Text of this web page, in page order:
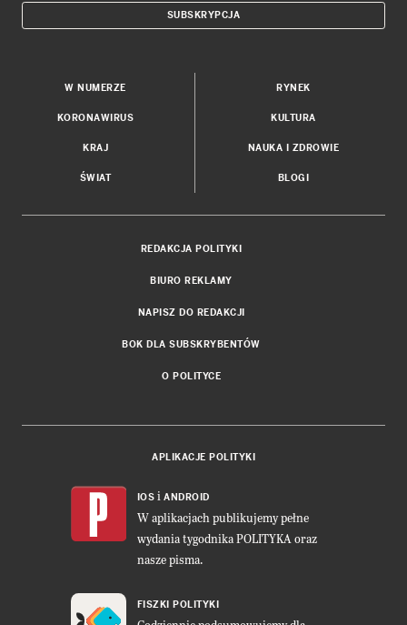
SUBSKRYPCJA
W NUMERZE
KORONAWIRUS
KRAJ
ŚWIAT
RYNEK
KULTURA
NAUKA I ZDROWIE
BLOGI
REDAKCJA POLITYKI
BIURO REKLAMY
NAPISZ DO REDAKCJI
BOK DLA SUBSKRYBENTÓW
O POLITYCE
APLIKACJE POLITYKI
IOS i ANDROID
W aplikacjach publikujemy pełne
wydania tygodnika POLITYKA oraz
nasze pisma.
FISZKI POLITYKI